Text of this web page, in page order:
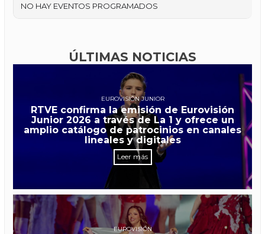
NO HAY EVENTOS PROGRAMADOS
ÚLTIMAS NOTICIAS
EUROVISIÓN JUNIOR
RTVE confirma la emisión de Eurovisión
Junior 2026 a través de La 1 y ofrece un
amplio catálogo de patrocinios en canales
lineales y digitales
Leer más
EUROVISIÓN